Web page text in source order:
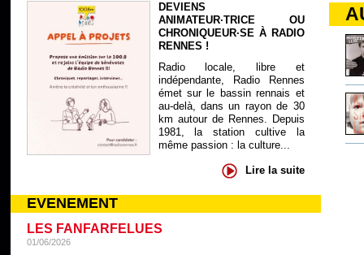
DEVIENS
ANIMATEUR·TRICE OU
CHRONIQUEUR·SE À RADIO
RENNES !
Radio locale, libre et
indépendante, Radio Rennes
émet sur le bassin rennais et
au-delà, dans un rayon de 30
km autour de Rennes. Depuis
1981, la station cultive la
même passion : la culture...
Lire la suite
EVENEMENT
LES FANFARFELUES
01/06/2026